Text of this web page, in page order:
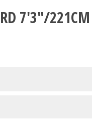
7'3"/